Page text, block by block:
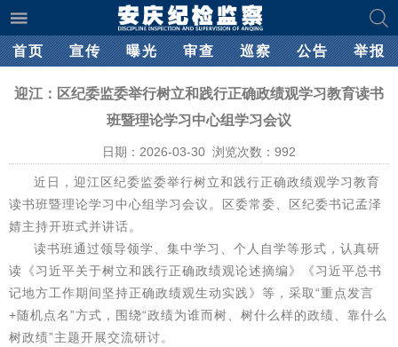
首页 宣传 曝光 审查 巡察 公告 举报
迎江：区纪委监委举行树立和践行正确政绩观学习教育读书
班暨理论学习中心组学习会议
日期：2026-03-30 浏览次数： 992
近日，迎江区纪委监委举行树立和践行正确政绩观学习教育
读书班暨理论学习中心组学习会议。区委常委、区纪委书记孟泽
婧主持开班式并讲话。
读书班通过领导领学、集中学习、个人自学等形式，认真研
读《习近平关于树立和践行正确政绩观论述摘编》《习近平总书
记地方工作期间坚持正确政绩观生动实践》等，采取“重点发言
+随机点名”方式，围绕“政绩为谁而树、树什么样的政绩、靠什么
树政绩”主题开展交流研讨。